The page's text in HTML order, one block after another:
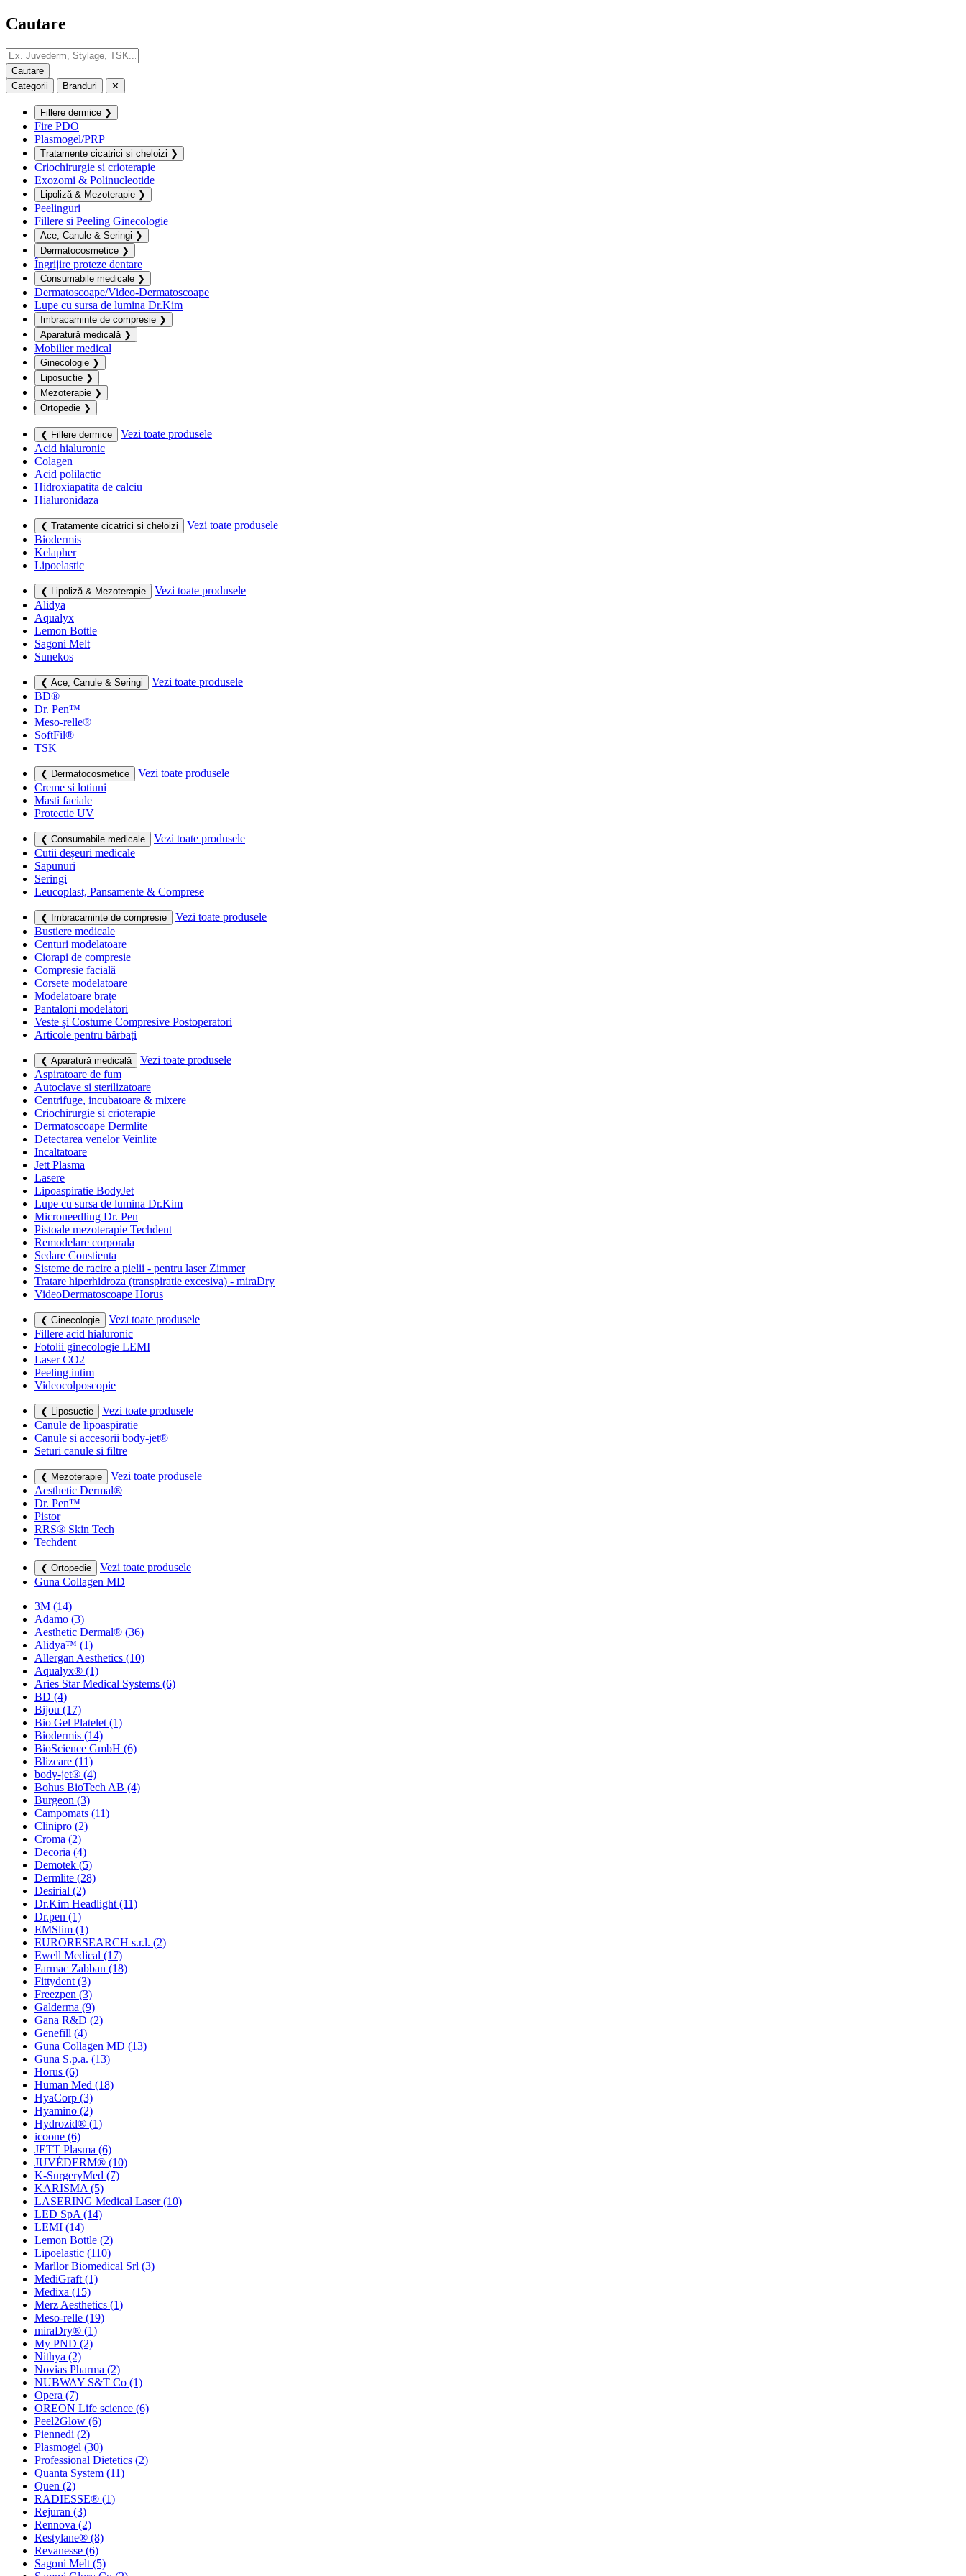
Cautare
Categorii Branduri ✕
Fillere dermice ❯
Fire PDO
Plasmogel/PRP
Tratamente cicatrici si cheloizi ❯
Criochirurgie si crioterapie
Exozomi & Polinucleotide
Lipoliză & Mezoterapie ❯
Peelinguri
Fillere si Peeling Ginecologie
Ace, Canule & Seringi ❯
Dermatocosmetice ❯
Îngrijire proteze dentare
Consumabile medicale ❯
Dermatoscoape/Video-Dermatoscoape
Lupe cu sursa de lumina Dr.Kim
Imbracaminte de compresie ❯
Aparatură medicală ❯
Mobilier medical
Ginecologie ❯
Liposuctie ❯
Mezoterapie ❯
Ortopedie ❯
❮ Fillere dermice
Vezi toate produsele
Acid hialuronic
Colagen
Acid polilactic
Hidroxiapatita de calciu
Hialuronidaza
❮ Tratamente cicatrici si cheloizi
Vezi toate produsele
Biodermis
Kelapher
Lipoelastic
❮ Lipoliză & Mezoterapie
Vezi toate produsele
Alidya
Aqualyx
Lemon Bottle
Sagoni Melt
Sunekos
❮ Ace, Canule & Seringi
Vezi toate produsele
BD®
Dr. Pen™
Meso-relle®
SoftFil®
TSK
❮ Dermatocosmetice
Vezi toate produsele
Creme si lotiuni
Masti faciale
Protectie UV
❮ Consumabile medicale
Vezi toate produsele
Cutii deșeuri medicale
Sapunuri
Seringi
Leucoplast, Pansamente & Comprese
❮ Imbracaminte de compresie
Vezi toate produsele
Bustiere medicale
Centuri modelatoare
Ciorapi de compresie
Compresie facială
Corsete modelatoare
Modelatoare brațe
Pantaloni modelatori
Veste și Costume Compresive Postoperatori
Articole pentru bărbați
❮ Aparatură medicală
Vezi toate produsele
Aspiratoare de fum
Autoclave si sterilizatoare
Centrifuge, incubatoare & mixere
Criochirurgie si crioterapie
Dermatoscoape Dermlite
Detectarea venelor Veinlite
Incaltatoare
Jett Plasma
Lasere
Lipoaspiratie BodyJet
Lupe cu sursa de lumina Dr.Kim
Microneedling Dr. Pen
Pistoale mezoterapie Techdent
Remodelare corporala
Sedare Constienta
Sisteme de racire a pielii - pentru laser Zimmer
Tratare hiperhidroza (transpiratie excesiva) - miraDry
VideoDermatoscoape Horus
❮ Ginecologie
Vezi toate produsele
Fillere acid hialuronic
Fotolii ginecologie LEMI
Laser CO2
Peeling intim
Videocolposcopie
❮ Liposuctie
Vezi toate produsele
Canule de lipoaspiratie
Canule si accesorii body-jet®
Seturi canule si filtre
❮ Mezoterapie
Vezi toate produsele
Aesthetic Dermal®
Dr. Pen™
Pistor
RRS® Skin Tech
Techdent
❮ Ortopedie
Vezi toate produsele
Guna Collagen MD
3M (14)
Adamo (3)
Aesthetic Dermal® (36)
Alidya™ (1)
Allergan Aesthetics (10)
Aqualyx® (1)
Aries Star Medical Systems (6)
BD (4)
Bijou (17)
Bio Gel Platelet (1)
Biodermis (14)
BioScience GmbH (6)
Blizcare (11)
body-jet® (4)
Bohus BioTech AB (4)
Burgeon (3)
Campomats (11)
Clinipro (2)
Croma (2)
Decoria (4)
Demotek (5)
Dermlite (28)
Desirial (2)
Dr.Kim Headlight (11)
Dr.pen (1)
EMSlim (1)
EURORESEARCH s.r.l. (2)
Ewell Medical (17)
Farmac Zabban (18)
Fittydent (3)
Freezpen (3)
Galderma (9)
Gana R&D (2)
Genefill (4)
Guna Collagen MD (13)
Guna S.p.a. (13)
Horus (6)
Human Med (18)
HyaCorp (3)
Hyamino (2)
Hydrozid® (1)
icoone (6)
JETT Plasma (6)
JUVÉDERM® (10)
K-SurgeryMed (7)
KARISMA (5)
LASERING Medical Laser(10)
LED SpA (14)
LEMI (14)
Lemon Bottle (2)
Lipoelastic (110)
Marllor Biomedical Srl (3)
MediGraft (1)
Medixa (15)
Merz Aesthetics (1)
Meso-relle (19)
miraDry® (1)
My PND (2)
Nithya (2)
Novias Pharma (2)
NUBWAY S&T Co (1)
Opera (7)
OREON Life science (6)
Peel2Glow (6)
Piennedi (2)
Plasmogel (30)
Professional Dietetics (2)
Quanta System (11)
Quen (2)
RADIESSE® (1)
Rejuran (3)
Rennova (2)
Restylane® (8)
Revanesse (6)
Sagoni Melt (5)